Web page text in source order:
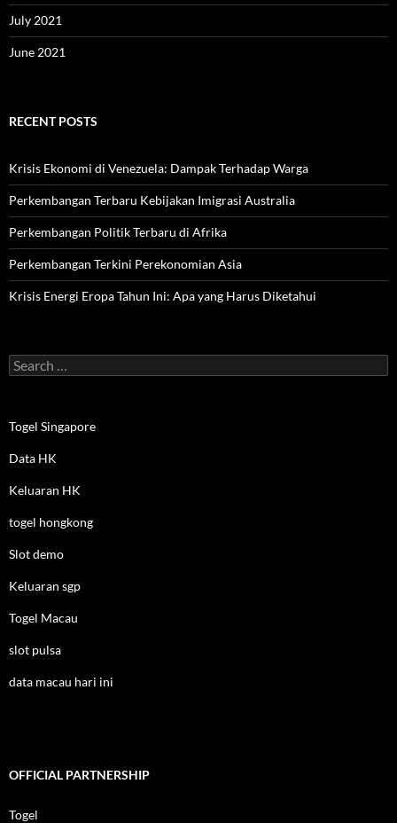
July 2021
June 2021
RECENT POSTS
Krisis Ekonomi di Venezuela: Dampak Terhadap Warga
Perkembangan Terbaru Kebijakan Imigrasi Australia
Perkembangan Politik Terbaru di Afrika
Perkembangan Terkini Perekonomian Asia
Krisis Energi Eropa Tahun Ini: Apa yang Harus Diketahui
Search
for:
Togel Singapore
Data HK
Keluaran HK
togel hongkong
Slot demo
Keluaran sgp
Togel Macau
slot pulsa
data macau hari ini
OFFICIAL PARTNERSHIP
Togel